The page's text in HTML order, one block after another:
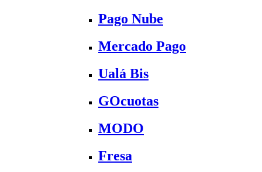
Pago Nube
Mercado Pago
Ualá Bis
GOcuotas
MODO
Fresa